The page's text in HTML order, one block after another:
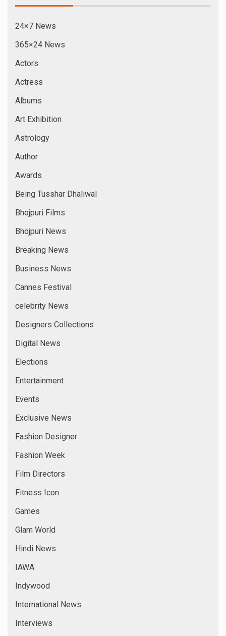
24×7 News
365×24 News
Actors
Actress
Albums
Art Exhibition
Astrology
Author
Awards
Being Tusshar Dhaliwal
Bhojpuri Films
Bhojpuri News
Breaking News
Business News
Cannes Festival
celebrity News
Designers Collections
Digital News
Elections
Entertainment
Events
Exclusive News
Fashion Designer
Fashion Week
Film Directors
Fitness Icon
Games
Glam World
Hindi News
IAWA
Indywood
International News
Interviews